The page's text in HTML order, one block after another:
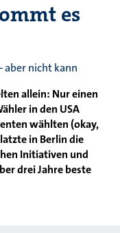
es
aber nicht kann
allein: Nur einen
in den USA
wählten (okay,
in Berlin die
Initiativen und
drei Jahre beste